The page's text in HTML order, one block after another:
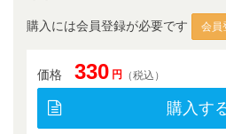
購入には会員登録が必要です 会員
価格 330 円 （税込）
購入す